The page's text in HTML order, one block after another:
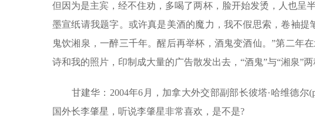
但因为是主宾，经不住劝，多喝了两杯，脸开始发烫，人也呈
墨宣纸请我题字。或许真是美酒的魔力，我不假思索，卷袖
鬼饮湘泉，一醉三千年。醒后再举杯，酒鬼变酒仙。”第二年
诗和我的照片，印制成大量的广告散发出去，“酒鬼”与“湘泉”两
甘建华：2004年6月，加拿大外交部副部长彼塔·哈维德尔
国外长李肇星，听说李肇星非常喜欢，是不是?